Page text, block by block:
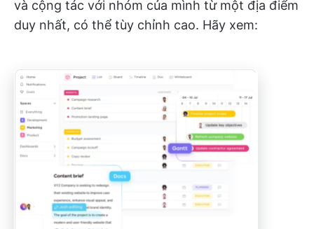
và cộng tác với nhóm của mình từ một địa điểm
duy nhất, có thể tùy chỉnh cao. Hãy xem: